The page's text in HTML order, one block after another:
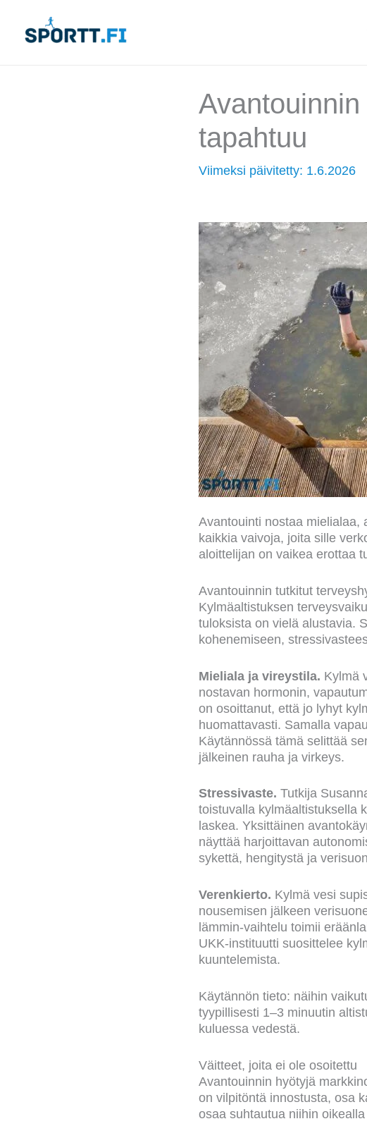
sisältöön
tapahtuu
Viimeksi päivitetty: 1.6.2026
Avantouinti nostaa mielialaa,
kaikkia vaivoja, joita sille
aloittelijan on vaikea erottaa
Avantouinnin tutkitut
Kylmäaltistuksen
tuloksista on vielä alustavia.
kohenemiseen,
Mieliala ja vireystila. Kylmä
nostavan hormonin,
on osoittanut, että jo lyhyt
huomattavasti. Samalla
Käytännössä tämä selittää
jälkeinen rauha ja virkeys.
Stressivaste. Tutkija
toistuvalla kylmäaltistuksella
laskea. Yksittäinen
näyttää harjoittavan
sykettä, hengitystä ja
Verenkierto. Kylmä vesi
nousemisen jälkeen
lämmin-vaihtelu toimii
UKK-instituutti suosittelee
kuuntelemista.
Käytännön tieto: näihin
tyypillisesti 1–3 minuutin
kuluessa vedestä.
Väitteet, joita ei ole osoitettu
Avantouinnin hyötyjä
on vilpitöntä innostusta, osa
osaa suhtautua niihin